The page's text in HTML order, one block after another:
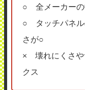
○ 全メーカーの
○ タッチパネル
さが○
× 壊れにくさや
クス